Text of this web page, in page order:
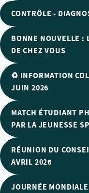
CONTRÔLE -
BONNE NOUVELLE :
DE CHEZ VOUS
♻️ INFORMATION
JUIN 2026
MATCH ÉTUDIANT
PAR LA JEUNESSE
RÉUNION DU
AVRIL 2026
JOURNÉE